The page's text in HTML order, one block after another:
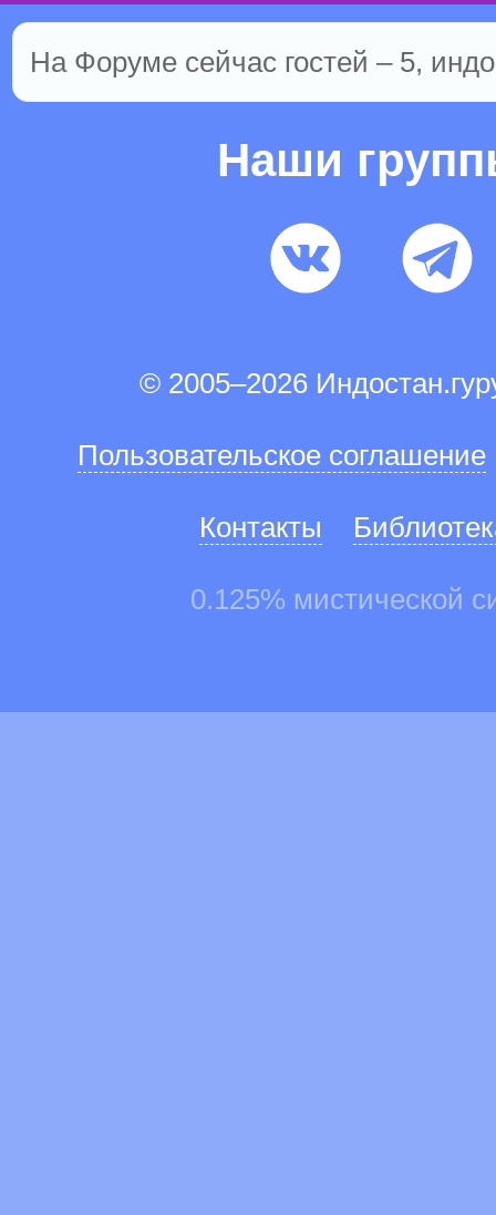
На Форуме сейчас гостей – 5,
Наши
© 2005–2026
Пользовательское соглашение
Контакты
0.125% мистической